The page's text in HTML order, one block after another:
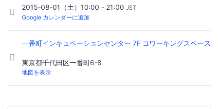
2015-08-01（土）10:00 - 21:00 JST
Google カレンダーに追加
一番町インキュベーションセンター 7F コワーキングスペース
東京都千代田区一番町6-8
地図を表示